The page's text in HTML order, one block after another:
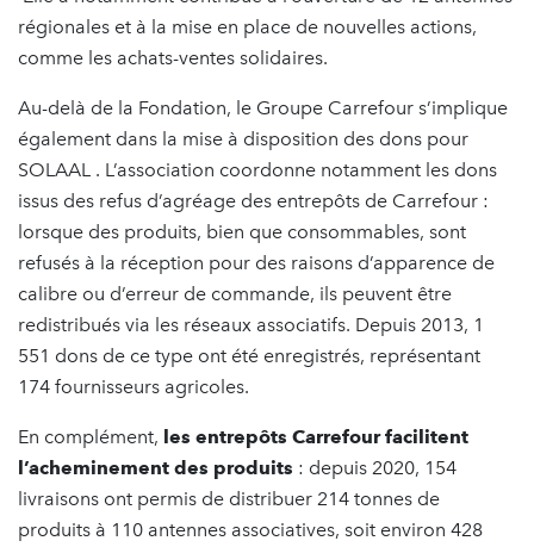
régionales et à la mise en place de nouvelles actions,
comme les achats-ventes solidaires.
Au-delà de la Fondation, le Groupe Carrefour s’implique
également dans la mise à disposition des dons pour
SOLAAL . L’association coordonne notamment les dons
issus des refus d’agréage des entrepôts de Carrefour :
lorsque des produits, bien que consommables, sont
refusés à la réception pour des raisons d’apparence de
calibre ou d’erreur de commande, ils peuvent être
redistribués via les réseaux associatifs. Depuis 2013, 1
551 dons de ce type ont été enregistrés, représentant
174 fournisseurs agricoles.
En complément, les entrepôts Carrefour facilitent
l’acheminement des produits : depuis 2020, 154
livraisons ont permis de distribuer 214 tonnes de
produits à 110 antennes associatives, soit environ 428